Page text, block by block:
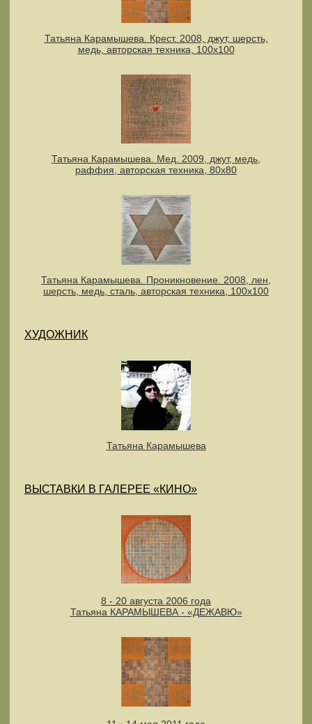
Татьяна Карамышева. Крест. 2008, джут, шерсть,
медь, авторская техника, 100х100
Татьяна Карамышева. Мед. 2009, джут, медь,
раффия, авторская техника, 80х80
Татьяна Карамышева. Проникновение. 2008, лен,
шерсть, медь, сталь, авторская техника, 100х100
ХУДОЖНИК
Татьяна Карамышева
ВЫСТАВКИ В ГАЛЕРЕЕ «КИНО»
8 - 20 августа 2006 года
Татьяна КАРАМЫШЕВА - «ДЕЖАВЮ»